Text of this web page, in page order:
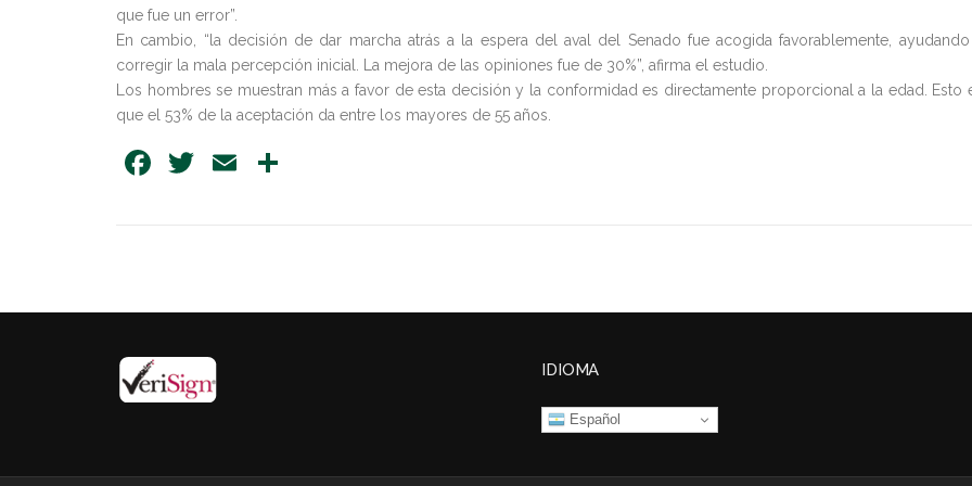
que fue un error”.
En cambio, “la decisión de dar marcha atrás a la espera del aval del Senado fue acogida favorablemente,
corregir la mala percepción inicial. La mejora de las opiniones fue de 30%”, afirma el estudio.
Los hombres se muestran más a favor de esta decisión y la conformidad es directamente proporcional a la edad. Esto
que el 53% de la aceptación da entre los mayores de 55 años.
Facebook
Twitter
Email
IDIOMA
Español